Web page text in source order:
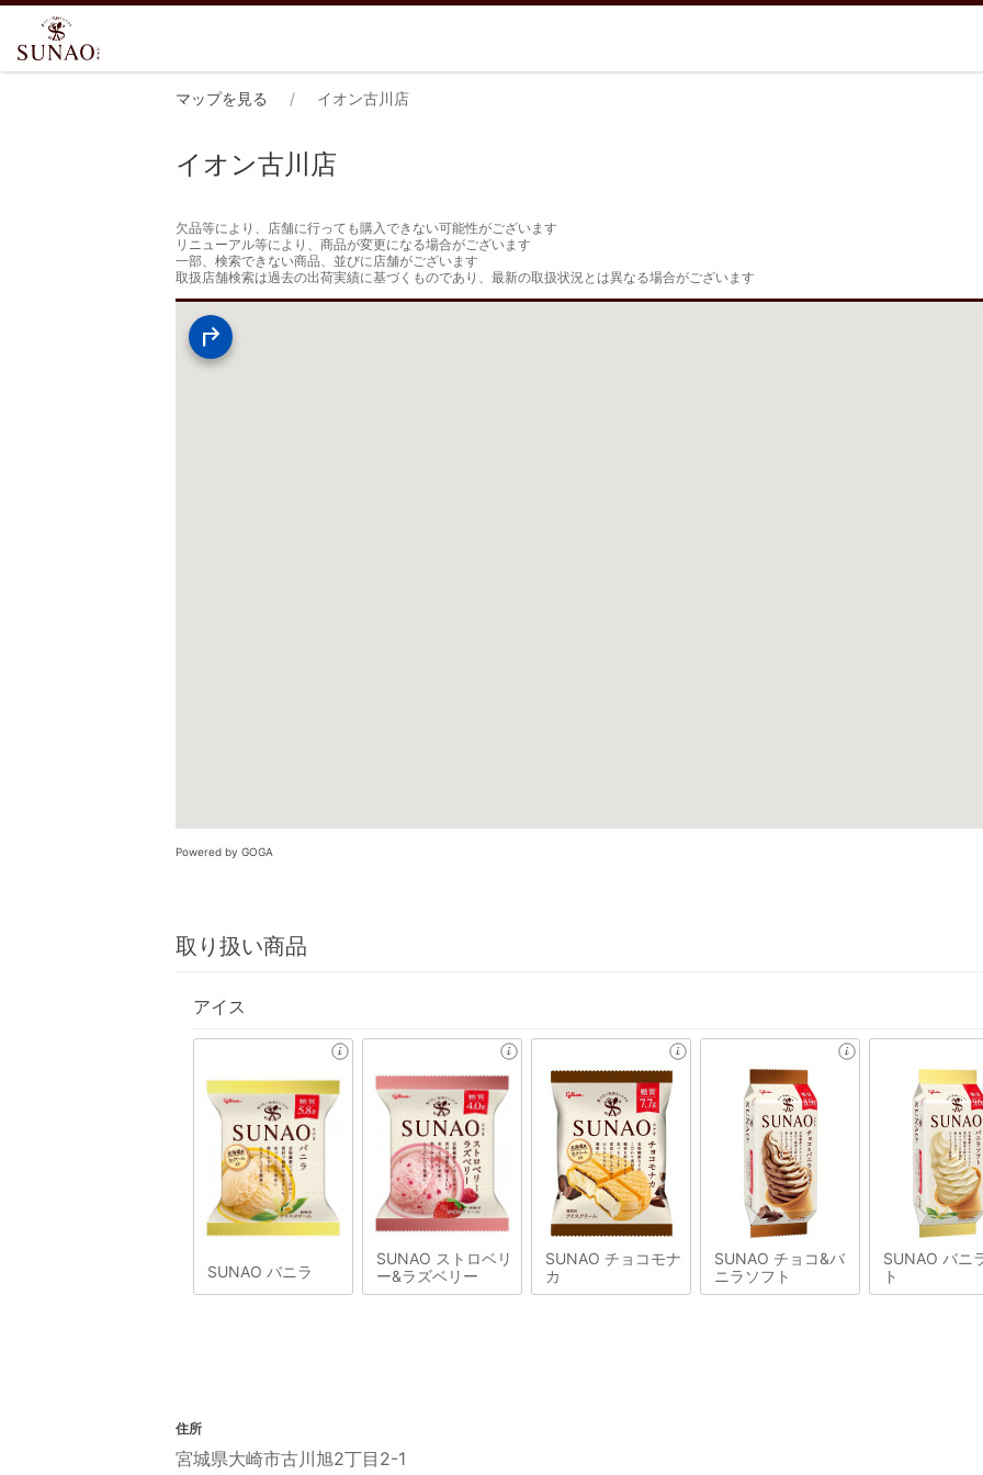
マップを見る イオン古川店
イオン古川店
欠品等により、店舗に行っても購入できない可能性がございます
リニューアル等により、商品が変更になる場合がございます
一部、検索できない商品、並びに店舗がございます
取扱店舗検索は過去の出荷実績に基づくものであり、最新の取扱状況とは異なる場合がございます
Powered by GOGA
取り扱い商品
アイス
SUNAO バニラ
SUNAO ストロベリ
ー&ラズベリー
SUNAO チョコモナ
カ
SUNAO チョコ&バ
ニラソフト
SUNAO バニ
ト
住所
宮城県大崎市古川旭2丁目2-1